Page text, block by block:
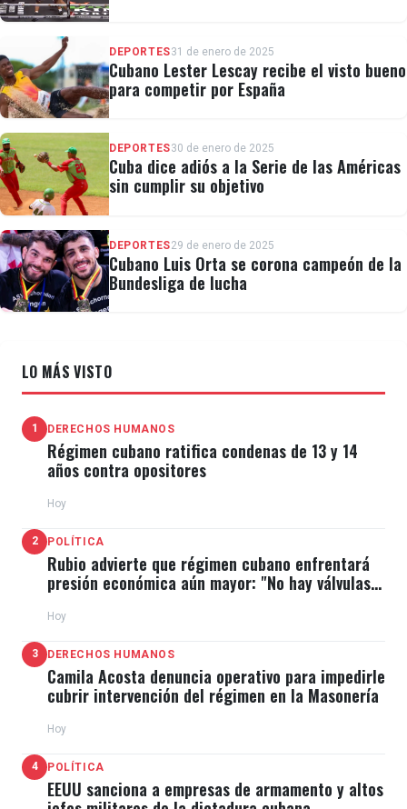
DEPORTES31 de enero de 2025
Cubano Lester Lescay recibe el visto bueno
para competir por España
DEPORTES30 de enero de 2025
Cuba dice adiós a la Serie de las Américas
sin cumplir su objetivo
DEPORTES29 de enero de 2025
Cubano Luis Orta se corona campeón de la
Bundesliga de lucha
LO MÁS VISTO
1 DERECHOS HUMANOS
Régimen cubano ratifica condenas de 13 y 14
años contra opositores
Hoy
2 POLÍTICA
Rubio advierte que régimen cubano enfrentará
presión económica aún mayor: "No hay válvulas
Hoy
3 DERECHOS HUMANOS
Camila Acosta denuncia operativo para impedirle
cubrir intervención del régimen en la Masonería
Hoy
4 POLÍTICA
EEUU sanciona a empresas de armamento y altos